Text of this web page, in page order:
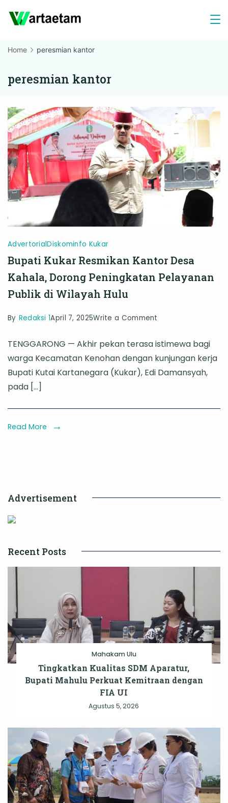
Home peresmian kantor
peresmian kantor
AdvertorialDiskominfo Kukar
Bupati Kukar Resmikan Kantor Desa
Kahala, Dorong Peningkatan Pelayanan
Publik di Wilayah Hulu
By Redaksi 1April 7, 2025Write a Comment
Kukar
Resmikan
Kantor
Kahala,
Wilayah
TENGGARONG — Akhir pekan terasa istimewa bagi
warga Kecamatan Kenohan dengan kunjungan kerja
Bupati Kutai Kartanegara (Kukar), Edi Damansyah,
pada […]
Read More
Advertisement
Recent Posts
Mahakam Ulu
Tingkatkan Kualitas SDM Aparatur,
Bupati Mahulu Perkuat Kemitraan dengan
FIA UI
Agustus 5, 2026